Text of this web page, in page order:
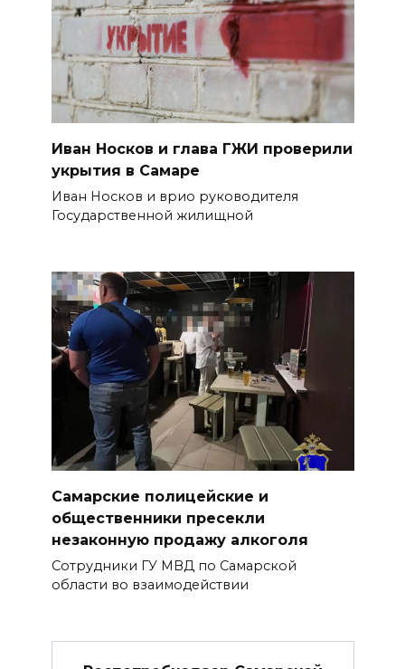
Иван Носков и глава ГЖИ проверили
укрытия в Самаре
Иван Носков и врио руководителя
Государственной жилищной
Самарские полицейские и
общественники пресекли
незаконную продажу алкоголя
Сотрудники ГУ МВД по Самарской
области во взаимодействии